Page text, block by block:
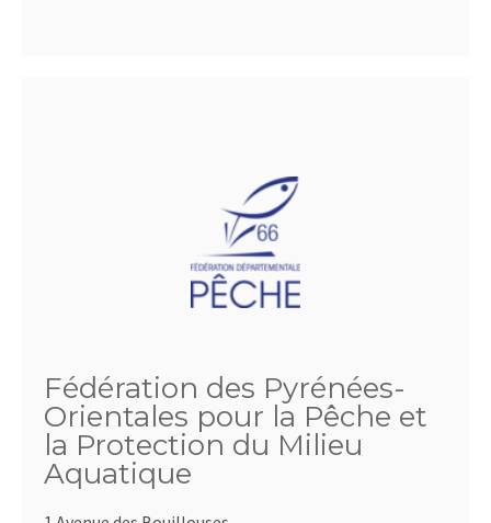
Fédération des Pyrénées-
Orientales pour la Pêche et
la Protection du Milieu
Aquatique